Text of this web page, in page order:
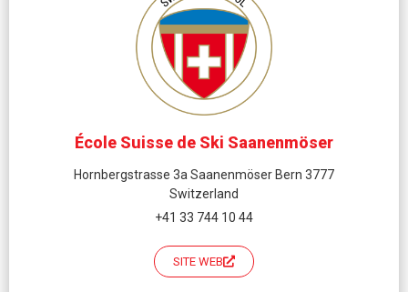
École Suisse de Ski Saanenmöser
Hornbergstrasse 3a Saanenmöser Bern 3777
Switzerland
+41 33 744 10 44
SITE WEB